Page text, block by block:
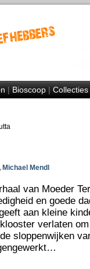
|Bioscoop|Collecties
Michael Mendl
van Moeder
en goede
aan kleine
verlaten
sloppenwijken